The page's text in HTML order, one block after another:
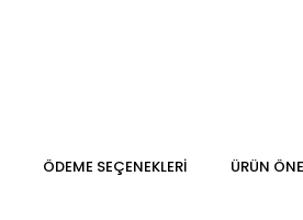
ÖDEME SEÇENEKLERI ÜRÜN